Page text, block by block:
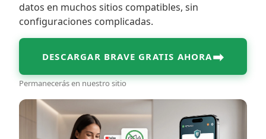
datos en muchos sitios compatibles, sin
configuraciones complicadas.
DESCARGAR BRAVE GRATIS AHORA➡
Permanecerás en nuestro sitio